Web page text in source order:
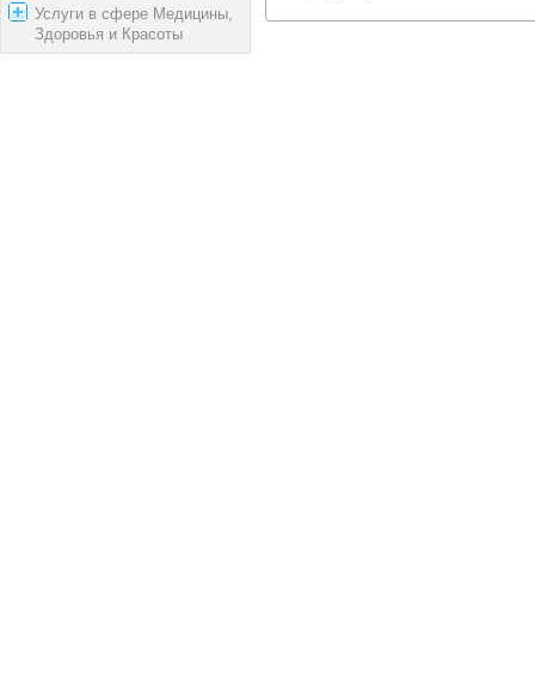
Услуги в сфере Медицины,
Здоровья и Красоты